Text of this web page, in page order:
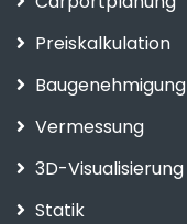
Preiskalkulation
Baugenehmigung
Vermessung
3D-Visualisierung
Statik